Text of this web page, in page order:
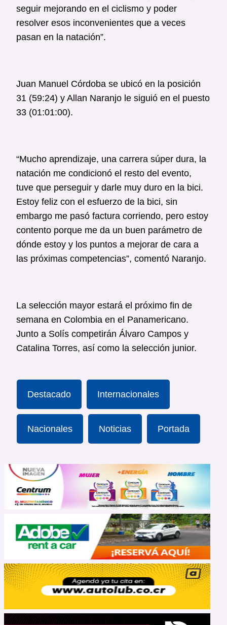
seguir mejorando en el ciclismo y poder
resolver esos inconvenientes que a veces
pasan en la natación”.
Juan Manuel Córdoba se ubicó en la posición
31 (59:24) y Allan Naranjo le siguió en el puesto
33 (01:01:00).
“Mucho aprendizaje, una carrera súper dura, la
natación me condicionó el resto del evento,
tuve que perseguir y darle muy duro en la bici.
Estoy feliz con el esfuerzo de la bici, sin
embargo me pasó factura corriendo, pero estoy
contento porque me da un buen parámetro de
dónde estoy y los puntos a mejorar de cara a
las próximas competencias”, comentó Naranjo.
La selección mayor estará el próximo fin de
semana en Colombia en el Panamericano.
Junto a Solís competirán Álvaro Campos y
Catalina Torres, así como la selección junior.
Destacado Internacionales
Nacionales Noticias Portada